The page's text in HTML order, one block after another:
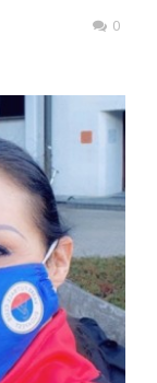
0